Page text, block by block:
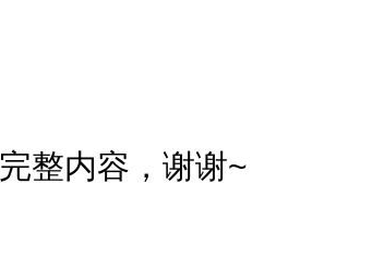
整内容，谢谢~